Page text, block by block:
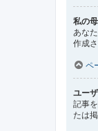
私の
あな
作成
ペ
ユー
記事
たは